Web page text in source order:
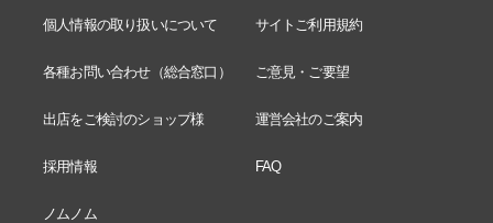
個人情報の取り扱いについて サイトご利用規約
各種お問い合わせ（総合窓口） ご意見・ご要望
出店をご検討のショップ様 運営会社のご案内
採用情報 FAQ
ノムノム